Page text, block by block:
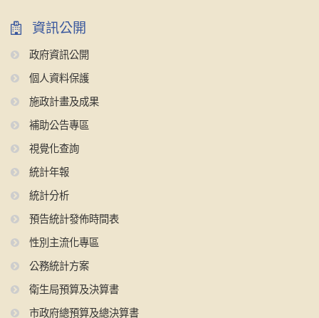
資訊公開
政府資訊公開
個人資料保護
施政計畫及成果
補助公告專區
視覺化查詢
統計年報
統計分析
預告統計發佈時間表
性別主流化專區
公務統計方案
衛生局預算及決算書
市政府總預算及總決算書